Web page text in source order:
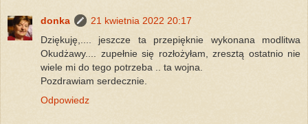
donka
21 kwietnia 2022 20:17
Dziękuję,.... jeszcze ta przepięknie wykonana modlitwa
Okudżawy.... zupełnie się rozłożyłam, zresztą ostatnio nie
wiele mi do tego potrzeba .. ta wojna.
Pozdrawiam serdecznie.
Odpowiedz